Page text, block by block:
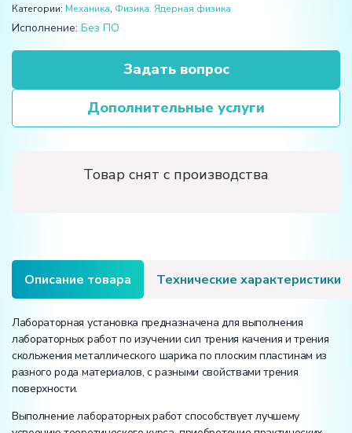
Категории: Механика, Физика. Ядерная физика
Исполнение: Без ПО
Задать вопрос
Дополнительные услуги
Товар снят с производства
Описание товара Технические характеристики
Лабораторная установка предназначена для выполнения
лабораторных работ по изучении сил трения качения и трения
скольжения металлического шарика по плоским пластинам из
разного рода материалов, с разными свойствами трения
поверхности.
Выполнение лабораторных работ способствует лучшему